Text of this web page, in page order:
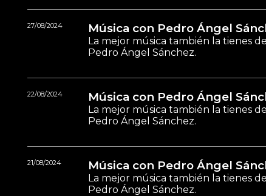
27/08/2024 Música con Pedro Ángel
La mejor música también la tienes
Pedro Ángel Sánchez.
22/08/2024 Música con Pedro Ángel
La mejor música también la tienes
Pedro Ángel Sánchez.
21/08/2024 Música con Pedro Ángel
La mejor música también la tienes
Pedro Ángel Sánchez.